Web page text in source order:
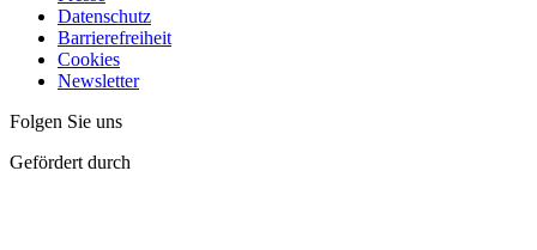
Datenschutz
Barrierefreiheit
Cookies
Newsletter
Folgen Sie uns
Gefördert durch